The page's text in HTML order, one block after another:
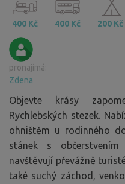
400 Kč 400 Kč 200 Kč
pronajímá:
Zdena
Objevte krásy
Rychlebských stezek.
ohništěm u rodinného
stánek s
navštěvují převážně
také suchý záchod,